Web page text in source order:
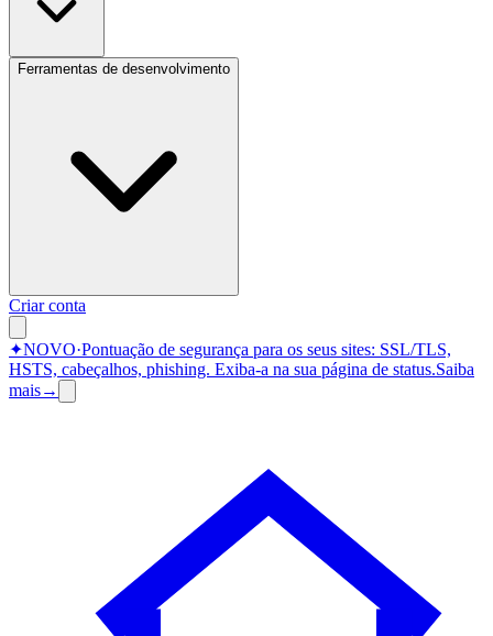
Ferramentas de desenvolvimento
Criar conta
✦NOVO·Pontuação de segurança para os seus sites: SSL/TLS,
HSTS, cabeçalhos, phishing. Exiba-a na sua página de status.Saiba
mais→